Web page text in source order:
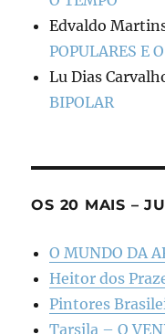
Edvaldo
POPULARES E
Lu Dias
BIPOLAR
OS 20 MAIS –
O MUNDO DA
Heitor dos
Pintores
Tarsila – O